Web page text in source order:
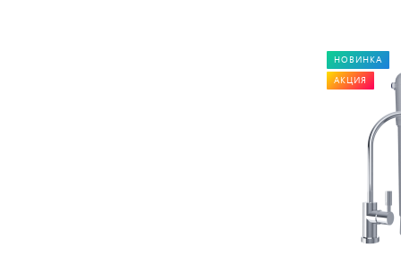
НОВИНКА
АКЦИЯ